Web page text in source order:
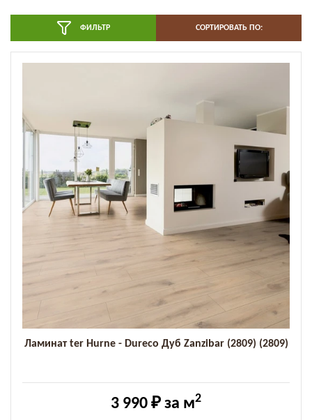
ФИЛЬТР СОРТИРОВАТЬ ПО:
Ламинат ter Hurne - Dureco Дуб Zanzibar (2809) (2809)
3 990 ₽ за м2